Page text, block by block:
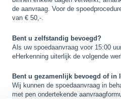
de aanvraag. Voor de
van € 50,-.
Bent u zelfstandig bevoegd?
Als uw spoedaanvraag voor 15:00
eHerkenning uiterlijk de volgende
Bent u gezamenlijk bevoegd of in
Wij kunnen de spoedaanvraag in
met pen ondertekende